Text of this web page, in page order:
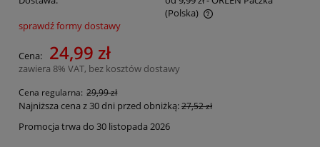
(Polska)
Cena nie zawiera ewentualnych kosztów płatności
sprawdź formy dostawy
Cena: 24,99 zł
zawiera 8% VAT, bez kosztów dostawy
Cena regularna: 29,99 zł
Najniższa cena z 30 dni przed obniżką:27,52 zł
Promocja trwa do 30 listopada 2026